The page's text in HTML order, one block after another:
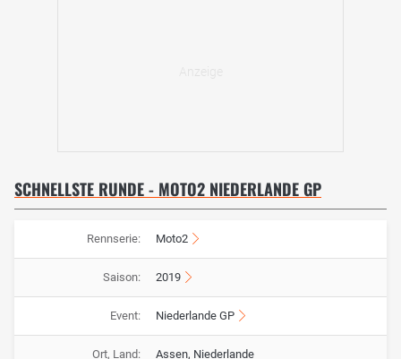
SCHNELLSTE RUNDE - MOTO2 NIEDERLANDE GP
Rennserie: Moto2
Saison: 2019
Event: Niederlande GP
Ort, Land: Assen, Niederlande